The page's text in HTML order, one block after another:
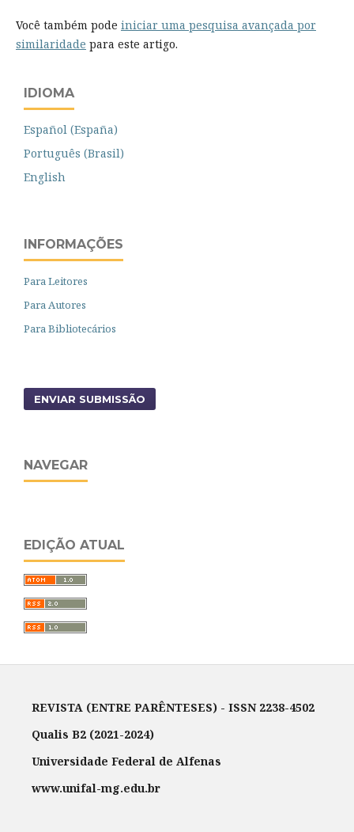
Você também pode iniciar uma pesquisa avançada por
similaridade para este artigo.
IDIOMA
Español (España)
Português (Brasil)
English
INFORMAÇÕES
Para Leitores
Para Autores
Para Bibliotecários
ENVIAR SUBMISSÃO
NAVEGAR
EDIÇÃO ATUAL
REVISTA (ENTRE PARÊNTESES) - ISSN 2238-4502
Qualis B2 (2021-2024)
Universidade Federal de Alfenas
www.unifal-mg.edu.br